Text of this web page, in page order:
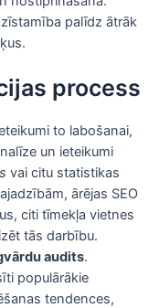
palīdz ātrāk
process
to labošanai,
un ieteikumi
vai citu statistikas
ārējas SEO
citi tīmekļa vietnes
tās darbību.
audits.
populārākie
tendences,